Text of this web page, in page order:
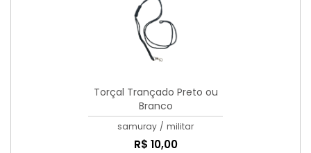
Torçal Trançado Preto ou
Branco
samuray / militar
R$ 10,00